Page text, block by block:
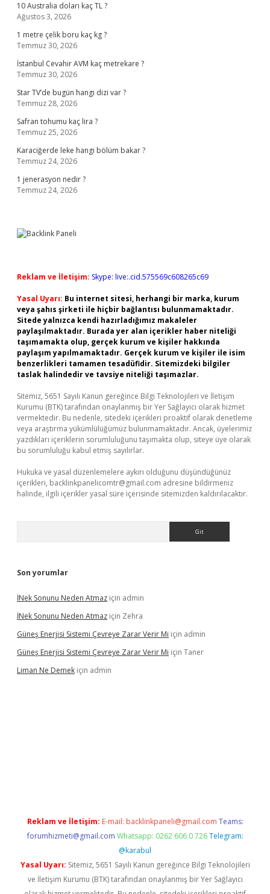
10 Australia doları kaç TL ?
Ağustos 3, 2026
1 metre çelik boru kaç kg ?
Temmuz 30, 2026
İstanbul Cevahir AVM kaç metrekare ?
Temmuz 30, 2026
Star TV’de bugün hangi dizi var ?
Temmuz 28, 2026
Safran tohumu kaç lira ?
Temmuz 25, 2026
Karaciğerde leke hangi bölüm bakar ?
Temmuz 24, 2026
1 jenerasyon nedir ?
Temmuz 24, 2026
Reklam ve İletişim: Skype: live:.cid.575569c608265c69
Yasal Uyarı: Bu internet sitesi, herhangi bir marka, kurum
veya şahıs şirketi ile hiçbir bağlantısı bulunmamaktadır.
Sitede yalnızca kendi hazırladığımız makaleler
paylaşılmaktadır. Burada yer alan içerikler haber niteliği
taşımamakta olup, gerçek kurum ve kişiler hakkında
paylaşım yapılmamaktadır. Gerçek kurum ve kişiler ile isim
benzerlikleri tamamen tesadüfidir. Sitemizdeki bilgiler
taslak halindedir ve tavsiye niteliği taşımazlar.
Sitemiz, 5651 Sayılı Kanun gereğince Bilgi Teknolojileri ve İletişim
Kurumu (BTK) tarafından onaylanmış bir Yer Sağlayıcı olarak hizmet
vermektedir. Bu nedenle, sitedeki içerikleri proaktif olarak denetleme
veya araştırma yükümlülüğümüz bulunmamaktadır. Ancak, üyelerimiz
yazdıkları içeriklerin sorumluluğunu taşımakta olup, siteye üye olarak
bu sorumluluğu kabul etmiş sayılırlar.
Hukuka ve yasal düzenlemelere aykırı olduğunu düşündüğünüz
içerikleri, backlinkpanelicomtr@gmail.com adresine bildirmeniz
halinde, ilgili içerikler yasal süre içerisinde sitemizden kaldırılacaktır.
Son yorumlar
İNek Sonunu Neden Atmaz için admin
İNek Sonunu Neden Atmaz için Zehra
Güneş Enerjisi Sistemi Çevreye Zarar Verir Mi için admin
Güneş Enerjisi Sistemi Çevreye Zarar Verir Mi için Taner
Liman Ne Demek için admin
Reklam ve İletişim: E-mail: backlinkpaneli@gmail.com Teams:
forumhizmeti@gmail.com Whatsapp: 0262 606 0 726 Telegram:
@karabul
Yasal Uyarı: Sitemiz, 5651 Sayılı Kanun gereğince Bilgi Teknolojileri
ve İletişim Kurumu (BTK) tarafından onaylanmış bir Yer Sağlayıcı